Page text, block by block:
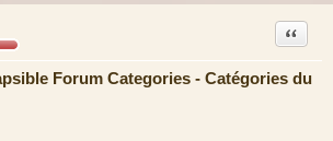
Forum Categories - Catégories du
Citation